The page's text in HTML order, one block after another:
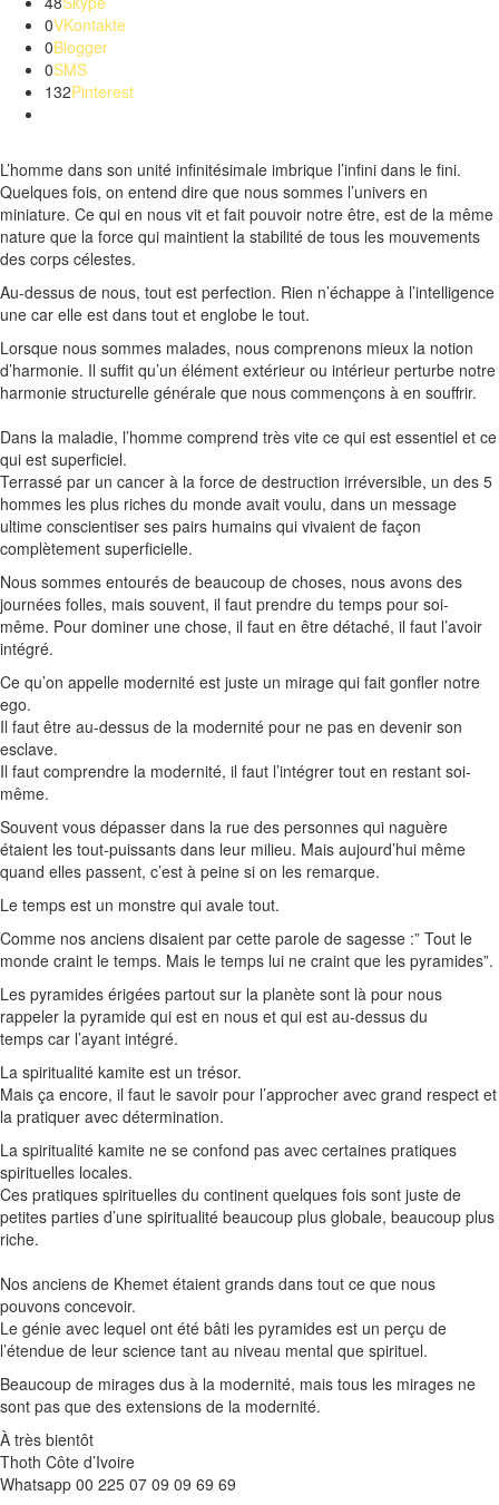
0VKontakte
0Blogger
0SMS
132Pinterest
L’homme dans son unité infinitésimale imbrique l’infini dans le fini.
Quelques fois, on entend dire que nous sommes l’univers en
miniature. Ce qui en nous vit et fait pouvoir notre être, est de la même
nature que la force qui maintient la stabilité de tous les mouvements
des corps célestes.
Au-dessus de nous, tout est perfection. Rien n’échappe à l’intelligence
une car elle est dans tout et englobe le tout.
Lorsque nous sommes malades, nous comprenons mieux la notion
d’harmonie. Il suffit qu’un élément extérieur ou intérieur perturbe notre
harmonie structurelle générale que nous commençons à en souffrir.
Dans la maladie, l’homme comprend très vite ce qui est essentiel et ce
qui est superficiel.
Terrassé par un cancer à la force de destruction irréversible, un des 5
hommes les plus riches du monde avait voulu, dans un message
ultime conscientiser ses pairs humains qui vivaient de façon
complètement superficielle.
Nous sommes entourés de beaucoup de choses, nous avons des
journées folles, mais souvent, il faut prendre du temps pour soi-
même. Pour dominer une chose, il faut en être détaché, il faut l’avoir
intégré.
Ce qu’on appelle modernité est juste un mirage qui fait gonfler notre
ego.
Il faut être au-dessus de la modernité pour ne pas en devenir son
esclave.
Il faut comprendre la modernité, il faut l’intégrer tout en restant soi-
même.
Souvent vous dépasser dans la rue des personnes qui naguère
étaient les tout-puissants dans leur milieu. Mais aujourd’hui même
quand elles passent, c’est à peine si on les remarque.
Le temps est un monstre qui avale tout.
Comme nos anciens disaient par cette parole de sagesse :” Tout le
monde craint le temps. Mais le temps lui ne craint que les pyramides”.
Les pyramides érigées partout sur la planète sont là pour nous
rappeler la pyramide qui est en nous et qui est au-dessus du
temps car l’ayant intégré.
La spiritualité kamite est un trésor.
Mais ça encore, il faut le savoir pour l’approcher avec grand respect et
la pratiquer avec détermination.
La spiritualité kamite ne se confond pas avec certaines pratiques
spirituelles locales.
Ces pratiques spirituelles du continent quelques fois sont juste de
petites parties d’une spiritualité beaucoup plus globale, beaucoup plus
riche.
Nos anciens de Khemet étaient grands dans tout ce que nous
pouvons concevoir.
Le génie avec lequel ont été bâti les pyramides est un perçu de
l’étendue de leur science tant au niveau mental que spirituel.
Beaucoup de mirages dus à la modernité, mais tous les mirages ne
sont pas que des extensions de la modernité.
À très bientôt
Thoth Côte d’Ivoire
Whatsapp 00 225 07 09 09 69 69